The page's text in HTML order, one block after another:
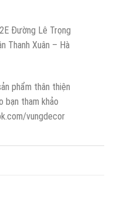
Đường Lê Trọng
Thanh Xuân – Hà
phẩm thân thiện
tham khảo
vungdecor